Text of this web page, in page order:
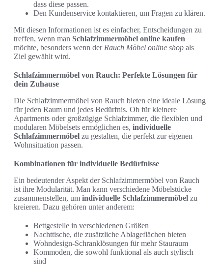
dass diese passen.
Den Kundenservice kontaktieren, um Fragen zu klären.
Mit diesen Informationen ist es einfacher, Entscheidungen zu
treffen, wenn man Schlafzimmermöbel online kaufen
möchte, besonders wenn der Rauch Möbel online shop als
Ziel gewählt wird.
Schlafzimmermöbel von Rauch: Perfekte Lösungen für
dein Zuhause
Die Schlafzimmermöbel von Rauch bieten eine ideale Lösung
für jeden Raum und jedes Bedürfnis. Ob für kleinere
Apartments oder großzügige Schlafzimmer, die flexiblen und
modularen Möbelsets ermöglichen es, individuelle
Schlafzimmermöbel zu gestalten, die perfekt zur eigenen
Wohnsituation passen.
Kombinationen für individuelle Bedürfnisse
Ein bedeutender Aspekt der Schlafzimmermöbel von Rauch
ist ihre Modularität. Man kann verschiedene Möbelstücke
zusammenstellen, um individuelle Schlafzimmermöbel zu
kreieren. Dazu gehören unter anderem:
Bettgestelle in verschiedenen Größen
Nachttische, die zusätzliche Ablageflächen bieten
Wohndesign-Schranklösungen für mehr Stauraum
Kommoden, die sowohl funktional als auch stylisch
sind